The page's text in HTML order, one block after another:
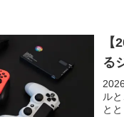
る
ル
と